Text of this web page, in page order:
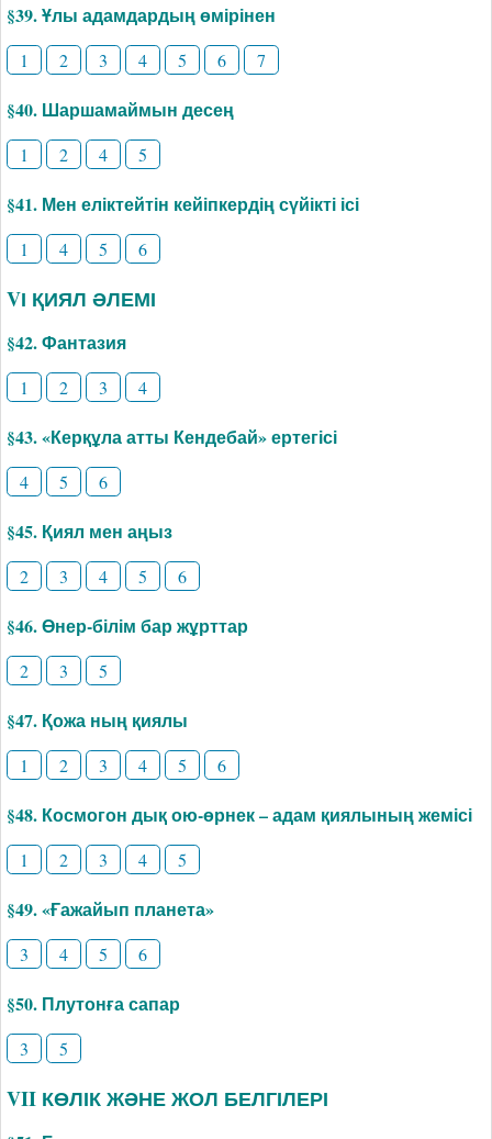
§39. Ұлы адамдардың өмірінен
1 2 3 4 5 6 7
§40. Шаршамаймын десең
1 2 4 5
§41. Мен еліктейтін кейіпкердің сүйікті ісі
1 4 5 6
VІ ҚИЯЛ ӘЛЕМІ
§42. Фантазия
1 2 3 4
§43. «Керқұла атты Кендебай» ертегісі
4 5 6
§45. Қиял мен аңыз
2 3 4 5 6
§46. Өнер-білім бар жұрттар
2 3 5
§47. Қожа ның қиялы
1 2 3 4 5 6
§48. Космогон дық ою-өрнек – адам қиялының жемісі
1 2 3 4 5
§49. «Ғажайып планета»
3 4 5 6
§50. Плутонға сапар
3 5
VII КӨЛІК ЖӘНЕ ЖОЛ БЕЛГІЛЕРІ